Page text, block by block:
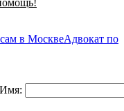
в МосквеАдвокат по
Имя: